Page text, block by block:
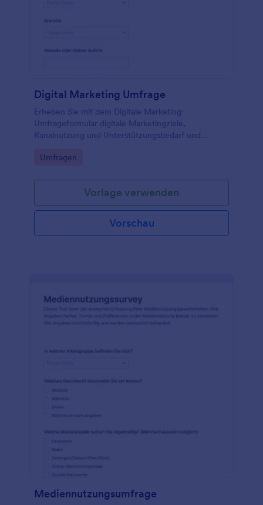
Digital Marketing Umfrage
Erheben Sie mit dem Digitale Marketing-
Umfrageformular digitale Marketingziele,
Kanalnutzung und Unterstützungsbedarf und
Auswertung und Priorisierung für den deutschen
Go to Category:
Umfragen
Vorlage verwenden
Vorschau
Mediennutzungsumfrage